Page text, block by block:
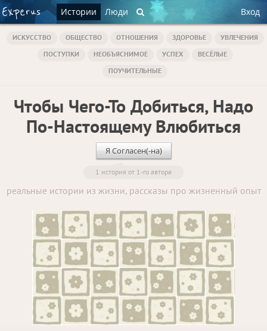
Истории Люди Вход
ИСКУССТВО ОБЩЕСТВО ОТНОШЕНИЯ ЗДОРОВЬЕ
УВЛЕЧЕНИЯ
ПОСТУПКИ
НЕОБЪЯСНИМОЕ УСПЕХ
ВЕСЁЛЫЕ
ПОУЧИТЕЛЬНЫЕ
Чтобы Чего-То Добиться, Надо
По-Настоящему Влюбиться
Я Согласен(-на)
1 история от 1-го автора
реальные истории из жизни, рассказы про жизненный опыт